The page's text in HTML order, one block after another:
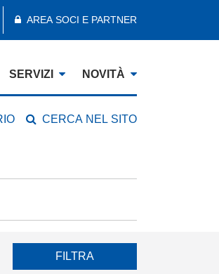
AREA SOCI E PARTNER
SERVIZI NOVITÀ
CERCA NEL SITO
FILTRA